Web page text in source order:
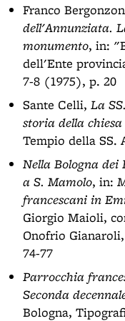
Franco
dell'Annunziata.
monumento, in:
dell'Ente
7-8 (1975), p. 20
Sante Celli, La
storia della
Tempio della SS.
Nella Bologna
a S. Mamolo, in:
francescani in
Giorgio Maioli,
Onofrio
74-77
Parrocchia
Seconda
Bologna,